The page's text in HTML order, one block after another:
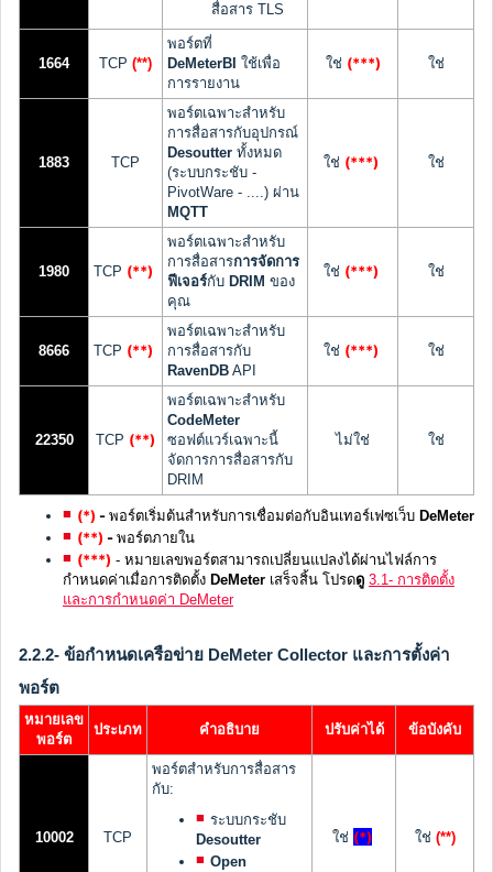
สื่อสาร TLS
1664 TCP (**)
พอร์ตที่
DeMeterBI ใช้เพื่อ
การรายงาน
ใช่ (***) ใช่
1883 TCP
พอร์ตเฉพาะสำหรับ
การสื่อสารกับอุปกรณ์
Desoutter ทั้งหมด
(ระบบกระชับ -
PivotWare - ....) ผ่าน
MQTT
ใช่ (***) ใช่
1980 TCP (**)
พอร์ตเฉพาะสำหรับ
การสื่อสารการจัดการ
ฟีเจอร์กับ DRIM ของ
คุณ
ใช่ (***) ใช่
8666 TCP (**)
พอร์ตเฉพาะสำหรับ
การสื่อสารกับ
RavenDB API
ใช่ (***) ใช่
22350 TCP (**)
พอร์ตเฉพาะสำหรับ
CodeMeter
ซอฟต์แวร์เฉพาะนี้
จัดการการสื่อสารกับ
DRIM
ไม่ใช่ ใช่
(*) - พอร์ตเริ่มต้นสำหรับการเชื่อมต่อกับอินเทอร์เฟซเว็บ DeMeter
(**) - พอร์ตภายใน
(***) - หมายเลขพอร์ตสามารถเปลี่ยนแปลงได้ผ่านไฟล์การ
กำหนดค่าเมื่อการติดตั้ง DeMeter เสร็จสิ้น โปรดดู 3.1- การติดตั้ง
และการกำหนดค่า DeMeter
2.2.2- ข้อกำหนดเครือข่าย DeMeter Collector และการตั้งค่า
พอร์ต
หมายเลข
พอร์ต
ประเภท คำอธิบาย ปรับค่าได้ ข้อบังคับ
10002 TCP
พอร์ตสำหรับการสื่อสาร
กับ:
ระบบกระชับ
Desoutter
Open
ใช่ (*) ใช่ (**)